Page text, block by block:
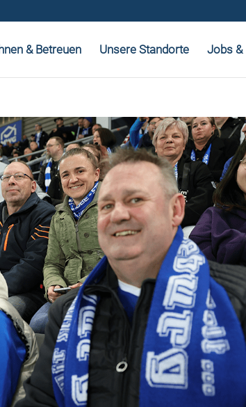
& Betreuen Unsere Standorte Jobs &